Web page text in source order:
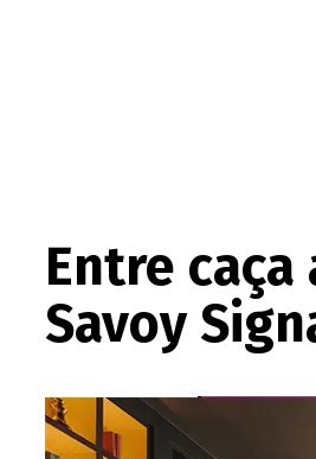
Entre caça
Savoy